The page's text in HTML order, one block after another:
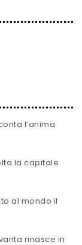
l’anima
la capitale
al mondo il
rinasce in